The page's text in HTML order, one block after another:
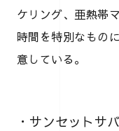
ケリング、亜熱帯
時間を特別なもの
意している。
・サンセットサ